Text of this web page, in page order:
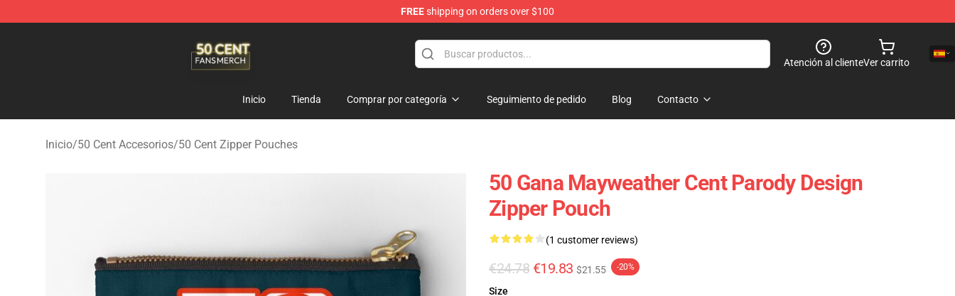
FREEshipping on orders over $100
Atención al clienteVer carrito
Inicio Tienda Comprar por categoría Seguimiento de pedido Blog Contacto
Inicio/50 Cent Accesorios/50 Cent Zipper Pouches
50 Gana Mayweather Cent Parody Design
Zipper Pouch
(1 customer reviews)
€24.78 €19.83 $21.55 -20%
Size